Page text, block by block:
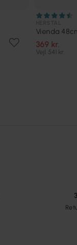
Vienda
369 kr.
Vejl. 541 kr.